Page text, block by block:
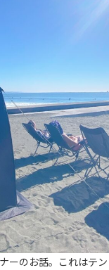
ーのお話。これはテ